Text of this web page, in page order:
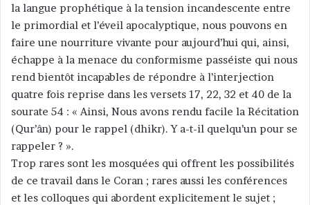
la langue prophétique à la tension incandescente entre
le primordial et l’éveil apocalyptique, nous pouvons en
faire une nourriture vivante pour aujourd’hui qui, ainsi,
échappe à la menace du conformisme passéiste qui nous
rend bientôt incapables de répondre à l’interjection
quatre fois reprise dans les versets 17, 22, 32 et 40 de la
sourate 54 : « Ainsi, Nous avons rendu facile la Récitation
(Qur’ân) pour le rappel (dhikr). Y a-t-il quelqu’un pour se
rappeler ? ».
Trop rares sont les mosquées qui offrent les possibilités
de ce travail dans le Coran ; rares aussi les conférences
et les colloques qui abordent explicitement le sujet ;